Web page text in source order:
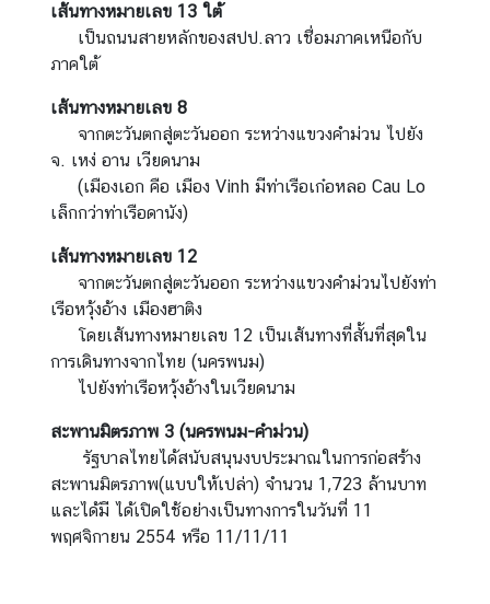
เส้นทางหมายเลข 13 ใต้
เป็นถนนสายหลักของสปป.ลาว เชื่อมภาคเหนือกับ
ภาคใต้
เส้นทางหมายเลข 8
จากตะวันตกสู่ตะวันออก ระหว่างแขวงคำม่วน ไปยัง
จ. เหง่ อาน เวียดนาม
(เมืองเอก คือ เมือง Vinh มีท่าเรือเก๋อหลอ Cau Lo
เล็กกว่าท่าเรือดานัง)
เส้นทางหมายเลข 12
จากตะวันตกสู่ตะวันออก ระหว่างแขวงคำม่วนไปยังท่า
เรือหวุ้งอ้าง เมืองฮาติง
โดยเส้นทางหมายเลข 12 เป็นเส้นทางที่สั้นที่สุดใน
การเดินทางจากไทย (นครพนม)
ไปยังท่าเรือหวุ้งอ้างในเวียดนาม
สะพานมิตรภาพ 3 (นครพนม-คำม่วน)
รัฐบาลไทยได้สนับสนุนงบประมาณในการก่อสร้าง
สะพานมิตรภาพ(แบบให้เปล่า) จำนวน 1,723 ล้านบาท
และได้มี ได้เปิดใช้อย่างเป็นทางการในวันที่ 11
พฤศจิกายน 2554 หรือ 11/11/11